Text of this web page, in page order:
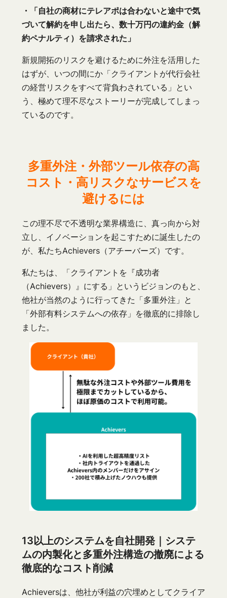
・「自社の商材にテレアポは合わないと途中で気
づいて解約を申し出たら、数十万円の違約金（解
約ペナルティ）を請求された」
新規開拓のリスクを避けるために外注を活用した
はずが、いつの間にか「クライアントが代行会社
の経営リスクをすべて背負わされている」とい
う、極めて理不尽なストーリーが完成してしまっ
ているのです。
多重外注・外部ツール依存の高
コスト・高リスクなサービスを
避けるには
この理不尽で不透明な業界構造に、真っ向から対
立し、イノベーションを起こすために誕生したの
が、私たちAchievers（アチーバーズ）です。
私たちは、「クライアントを『成功者
（Achievers）』にする」というビジョンのもと、
他社が当然のように行ってきた「多重外注」と
「外部有料システムへの依存」を徹底的に排除し
ました。
13以上のシステムを自社開発｜システ
ムの内製化と多重外注構造の撤廃による
徹底的なコスト削減
Achieversは、他社が利益の穴埋めとしてクライア